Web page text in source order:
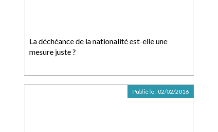
La déchéance de la nationalité est-elle une
mesure juste ?
Publié le : 02/02/2016